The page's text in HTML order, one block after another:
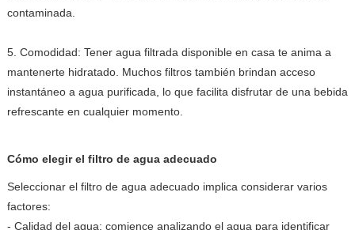
contaminada.
5. Comodidad: Tener agua filtrada disponible en casa te anima a
mantenerte hidratado. Muchos filtros también brindan acceso
instantáneo a agua purificada, lo que facilita disfrutar de una bebida
refrescante en cualquier momento.
Cómo elegir el filtro de agua adecuado
Seleccionar el filtro de agua adecuado implica considerar varios
factores:
- Calidad del agua: comience analizando el agua para identificar